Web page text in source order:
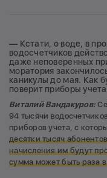
— Кстати, о воде, в
водосчетчиков
даже неповеренных
моратория
каникулы до мая. Как
поверит приборы
Виталий Вандакуров:
94 тысячи
приборов учета, с
десятки тысяч
начисления им будут
сумма может быть раза